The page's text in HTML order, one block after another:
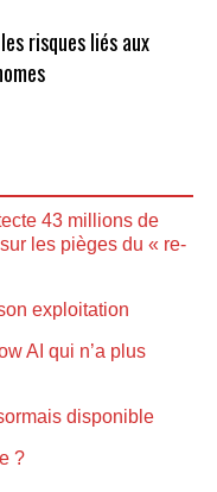
risques liés aux
43 millions de
les pièges du « re-
exploitation
AI qui n’a plus
disponible
?